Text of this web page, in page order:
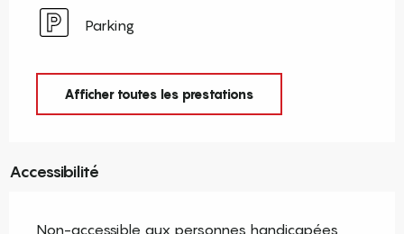
Parking
Afficher toutes les prestations
Accessibilité
Non-accessible aux personnes handicapées